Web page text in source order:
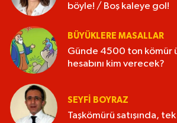
böyle! / Boş kaleye gol!
BÜYÜKLERE MASALLAR
Günde 4500 ton kömür
hesabını kim verecek?
SEYFI BOYRAZ
Taşkömürü satışında,